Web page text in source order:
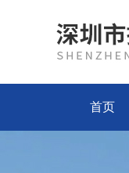
首页